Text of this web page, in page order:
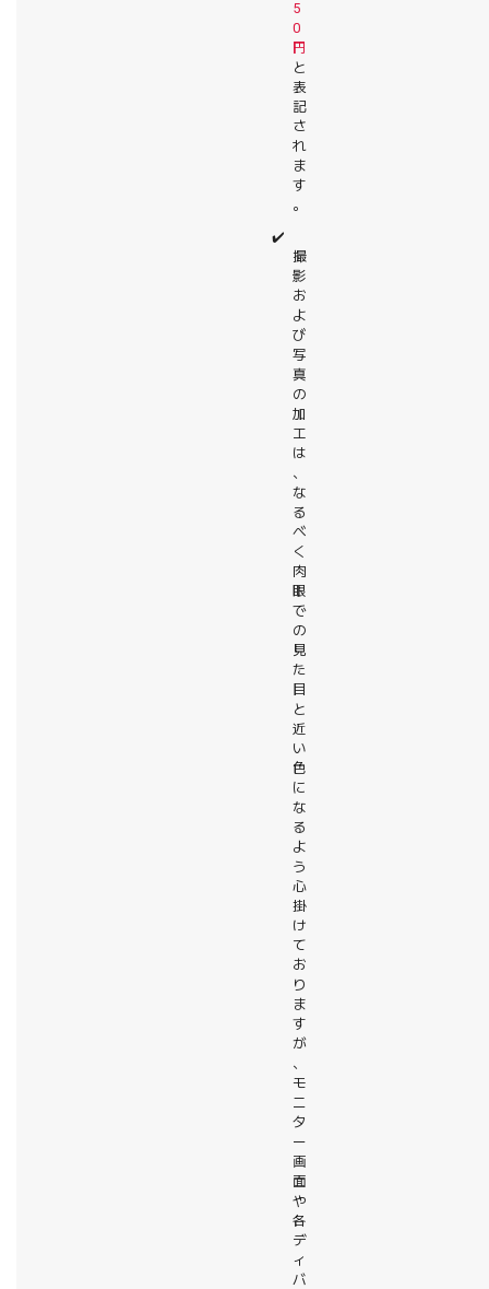
5
0
円
と
表
記
さ
れ
ま
す
。
✔️
撮
影
お
よ
び
写
真
の
加
工
は
、
な
る
べ
く
肉
眼
で
の
見
た
目
と
近
い
色
に
な
る
よ
う
心
掛
け
て
お
り
ま
す
が
、
モ
ニ
タ
ー
画
面
や
各
デ
ィ
バ